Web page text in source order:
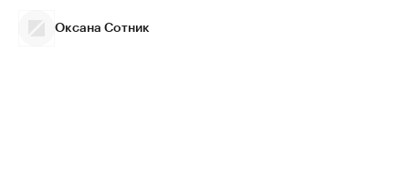
Оксана Сотник